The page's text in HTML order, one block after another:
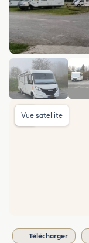
Vue satellite
Télécharger